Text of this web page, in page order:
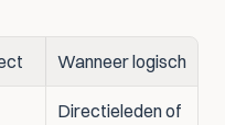
Wanneer logisch
Directieleden of